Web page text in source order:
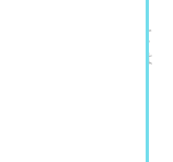
や資料と出会うと
、現在の経験として
い返す契機となるは